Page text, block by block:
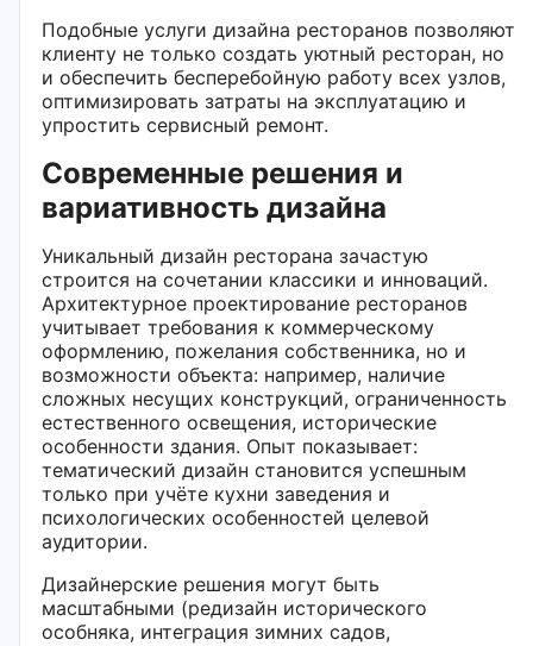
Подобные услуги дизайна ресторанов позволяют
клиенту не только создать уютный ресторан, но
и обеспечить бесперебойную работу всех узлов,
оптимизировать затраты на эксплуатацию и
упростить сервисный ремонт.
Современные решения и
вариативность дизайна
Уникальный дизайн ресторана зачастую
строится на сочетании классики и инноваций.
Архитектурное проектирование ресторанов
учитывает требования к коммерческому
оформлению, пожелания собственника, но и
возможности объекта: например, наличие
сложных несущих конструкций, ограниченность
естественного освещения, исторические
особенности здания. Опыт показывает:
тематический дизайн становится успешным
только при учёте кухни заведения и
психологических особенностей целевой
аудитории.
Дизайнерские решения могут быть
масштабными (редизайн исторического
особняка, интеграция зимних садов,